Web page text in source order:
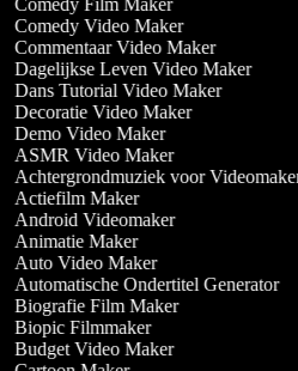
Comedy Video Maker
Commentaar Video Maker
Dagelijkse Leven Video Maker
Dans Tutorial Video Maker
Decoratie Video Maker
Demo Video Maker
ASMR Video Maker
Achtergrondmuziek voor Videomaker
Actiefilm Maker
Android Videomaker
Animatie Maker
Auto Video Maker
Automatische Ondertitel Generator
Biografie Film Maker
Biopic Filmmaker
Budget Video Maker